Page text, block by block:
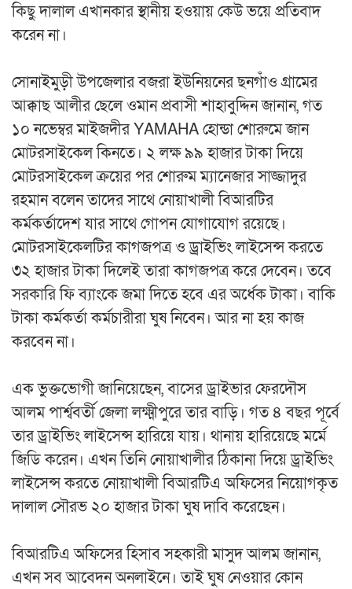
কিছু দালাল এখানকার স্থানীয় হওয়ায় কেউ ভয়ে প্রতিবাদ
করেন না।
সোনাইমুড়ী উপজেলার বজরা ইউনিয়নের ছনগাঁও গ্রামের
আক্কাছ আলীর ছেলে ওমান প্রবাসী শাহাবুদ্দিন জানান, গত
১০ নভেম্বর মাইজদীর YAMAHA হোন্ডা শোরুমে জান
মোটরসাইকেল কিনতে। ২ লক্ষ ৯৯ হাজার টাকা দিয়ে
মোটরসাইকেল ক্রয়ের পর শোরুম ম্যানেজার সাজ্জাদুর
রহমান বলেন তাদের সাথে নোয়াখালী বিআরটির
কর্মকর্তাদেশ যার সাথে গোপন যোগাযোগ রয়েছে।
মোটরসাইকেলটির কাগজপত্র ও ড্রাইভিং লাইসেন্স করতে
৩২ হাজার টাকা দিলেই তারা কাগজপত্র করে দেবেন। তবে
সরকারি ফি ব্যাংকে জমা দিতে হবে এর অর্ধেক টাকা। বাকি
টাকা কর্মকর্তা কর্মচারীরা ঘুষ নিবেন। আর না হয় কাজ
করবেন না।
এক ভুক্তভোগী জানিয়েছেন, বাসের ড্রাইভার ফেরদৌস
আলম পার্শ্ববর্তী জেলা লক্ষ্মীপুরে তার বাড়ি। গত ৪ বছর পূর্বে
তার ড্রাইভিং লাইসেন্স হারিয়ে যায়। থানায় হারিয়েছে মর্মে
জিডি করেন। এখন তিনি নোয়াখালীর ঠিকানা দিয়ে ড্রাইভিং
লাইসেন্স করতে নোয়াখালী বিআরটিএ অফিসের নিয়োগকৃত
দালাল সৌরভ ২০ হাজার টাকা ঘুষ দাবি করেছেন।
বিআরটিএ অফিসের হিসাব সহকারী মাসুদ আলম জানান,
এখন সব আবেদন অনলাইনে। তাই ঘুষ নেওয়ার কোন